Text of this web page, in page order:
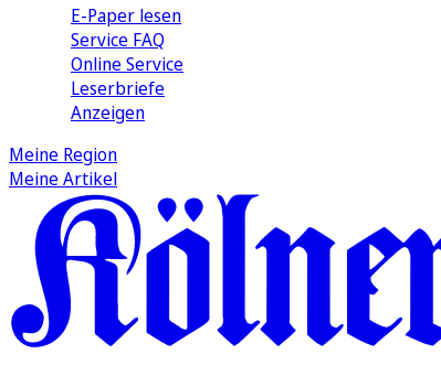
E-Paper lesen
Service FAQ
Online Service
Leserbriefe
Anzeigen
Meine Region
Meine Artikel